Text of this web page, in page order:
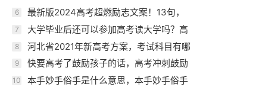
6
最新版2024高考超燃励志文案！13句，
7
大学毕业后还可以参加高考读大学吗？高
思 ...
8
河北省2021年新高考方案，考试科目有哪
9
快要高考了鼓励孩子的话，高考冲刺鼓励
10
本手妙手俗手是什么意思，本手妙手俗手